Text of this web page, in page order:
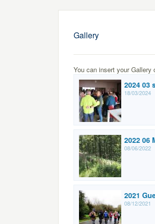
Gallery
You can insert your
2024 03
18/03/2024
2022 06
08/06/2022
2021
08/12/2021